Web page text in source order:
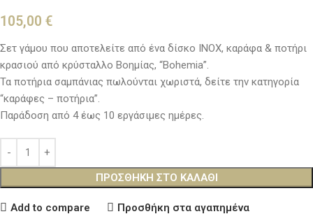
105,00 €
Σετ γάμου που αποτελείτε από ένα δίσκο ΙΝΟΧ, καράφα & ποτήρι
κρασιού από κρύσταλλο Βοημίας, “Bohemia”.
Τα ποτήρια σαμπάνιας πωλούνται χωριστά, δείτε την κατηγορία
“καράφες – ποτήρια”.
Παράδοση από 4 έως 10 εργάσιμες ημέρες.
ΠΡΟΣΘΉΚΗ ΣΤΟ ΚΑΛΆΘΙ
Add to compare Προσθήκη στα αγαπημένα